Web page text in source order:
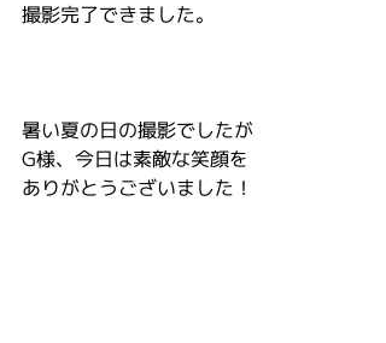
撮影完了できました。
暑い夏の日の撮影でしたが
G様、今日は素敵な笑顔を
ありがとうございました！